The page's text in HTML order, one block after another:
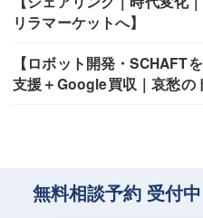
リラマーケットへ】
【ロボット開発・SCHAFT
支援＋Google買収｜哀愁の
無料相談予約 受付中